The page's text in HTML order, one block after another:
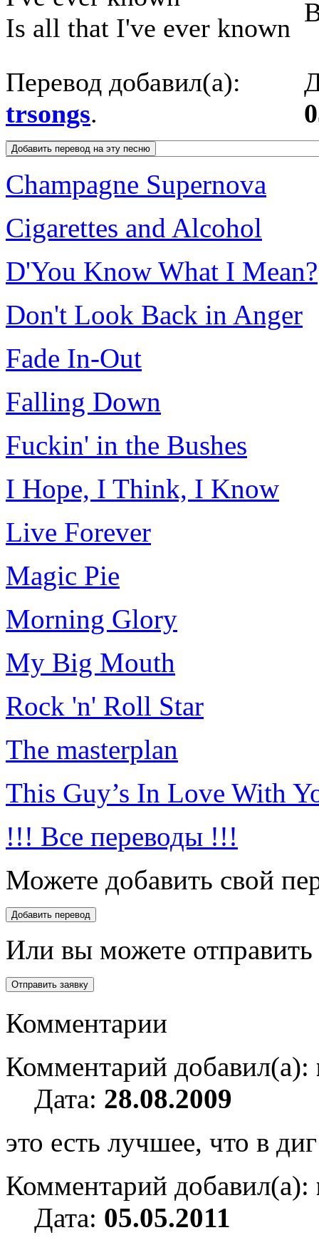
Is all that I've ever known
Перевод добавил(а):
trsongs.
Champagne Supernova
Cigarettes and Alcohol
D'You Know What I Mean?
Don't Look Back in Anger
Fade In-Out
Falling Down
Fuckin' in the Bushes
I Hope, I Think, I Know
Live Forever
Magic Pie
Morning Glory
My Big Mouth
Rock 'n' Roll Star
The masterplan
This Guy’s In Love With
!!! Все переводы !!!
Можете добавить свой
Или вы можете отправить
Комментарии
Комментарий добавил(а):
Дата: 28.08.2009
это есть лучшее, что в
Комментарий добавил(а):
Дата: 05.05.2011